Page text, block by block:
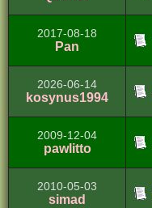
2017-08-18
Pan
2026-06-14
kosynus1994
2009-12-04
pawlitto
2010-05-03
simad